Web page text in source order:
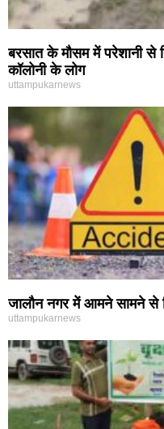
बरसात के मौसम में परेशानी
कॉलोनी के लोग
uttampukarnews
जालौन नगर में आमने सामने से
uttampukarnews